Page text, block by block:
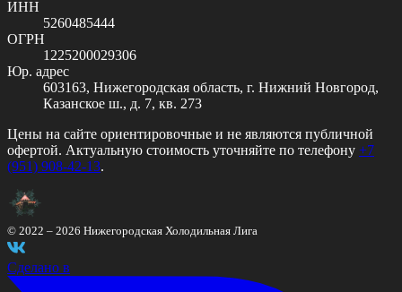
ИНН
5260485444
ОГРН
1225200029306
Юр. адрес
603163, Нижегородская область, г. Нижний Новгород,
Казанское ш., д. 7, кв. 273
Цены на сайте ориентировочные и не являются публичной
офертой. Актуальную стоимость уточняйте по телефону +7
(951) 908-42-13.
© 2022 – 2026 Нижегородская Холодильная Лига
Сделано в